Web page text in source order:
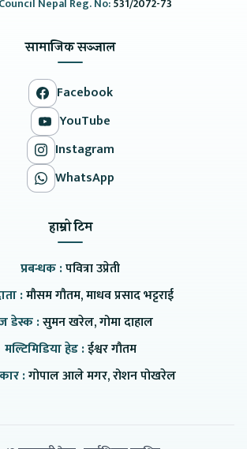
Nepal Reg. No:531/2072-73
सामाजिक सञ्जाल
Facebook
YouTube
Instagram
WhatsApp
हाम्रो टिम
प्रबन्धक :पवित्रा उप्रेती
:मौसम गौतम, माधव प्रसाद भट्टराई
डेस्क :सुमन खरेल, गोमा दाहाल
मल्टिमिडिया हेड :ईश्वर गौतम
:गोपाल आले मगर, रोशन पोखरेल